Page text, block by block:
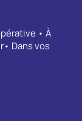
• À
Dans vos